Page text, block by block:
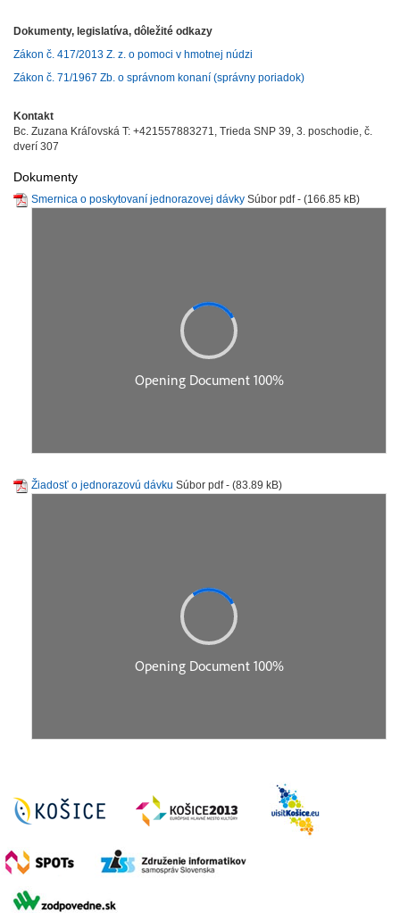
Dokumenty, legislatíva, dôležité odkazy
Zákon č. 417/2013 Z. z. o pomoci v hmotnej núdzi
Zákon č. 71/1967 Zb. o správnom konaní (správny poriadok)
Kontakt
Bc. Zuzana Kráľovská T: +421557883271, Trieda SNP 39, 3. poschodie, č.
dverí 307
Dokumenty
Smernica o poskytovaní jednorazovej dávky Súbor pdf - (166.85 kB)
Žiadosť o jednorazovú dávku Súbor pdf - (83.89 kB)